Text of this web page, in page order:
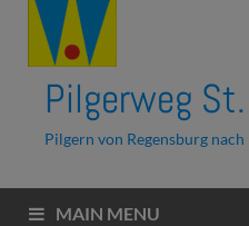
Pilgerweg
Pilgern von Regensburg
MAIN MENU